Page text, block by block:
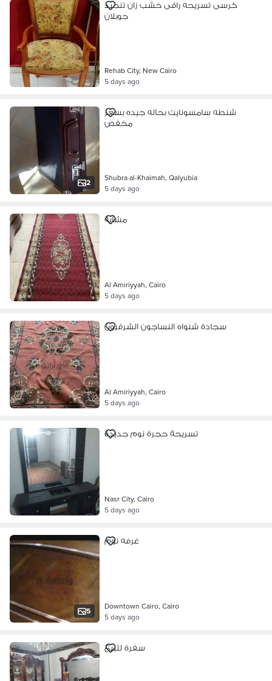
كرسى تسريحه راقى خشب زان تنجيد
جوبلان
Rehab City, New Cairo
5 days ago
2
شنطه سامسونايت بحاله جيده بسعر
مخفض
Shubra al-Khaimah, Qalyubia
5 days ago
مشاية
Al Amiriyyah, Cairo
5 days ago
سجادة شنواه النساجون الشرقيون
Al Amiriyyah, Cairo
5 days ago
تسريحة حجرة نوم جديدة
Nasr City, Cairo
5 days ago
5
غرفه نوم
Downtown Cairo, Cairo
5 days ago
سفرة للبيع